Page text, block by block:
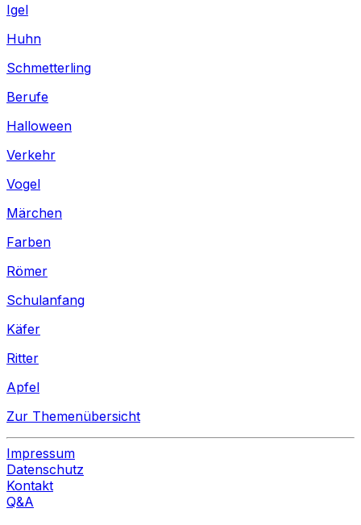
Igel
Huhn
Schmetterling
Berufe
Halloween
Verkehr
Vogel
Märchen
Farben
Römer
Schulanfang
Käfer
Ritter
Apfel
Zur Themenübersicht
Impressum
Datenschutz
Kontakt
Q&A